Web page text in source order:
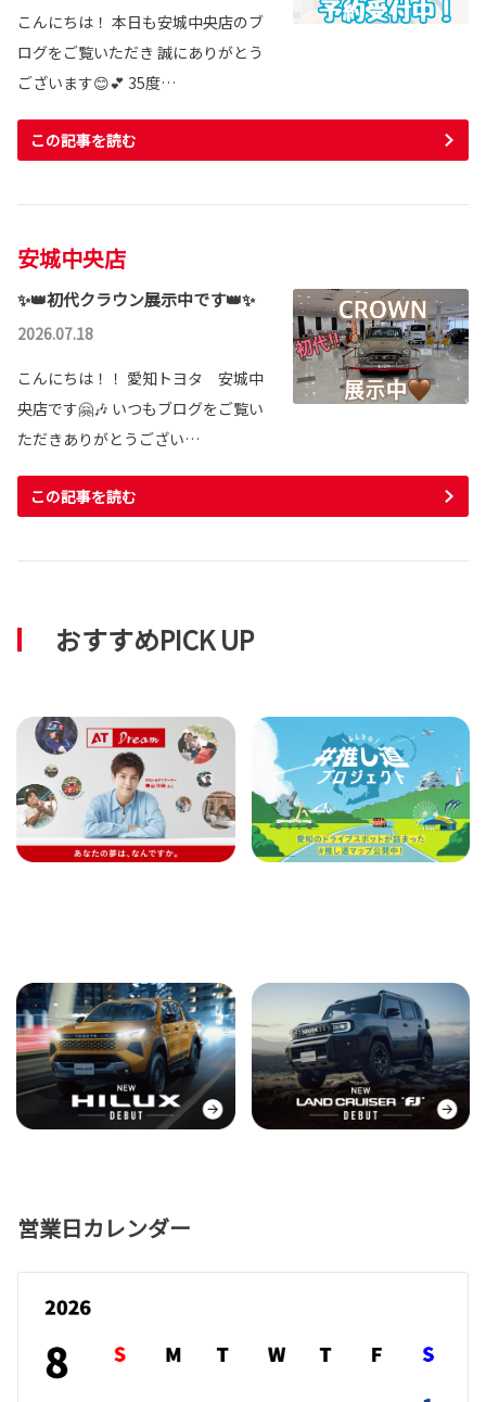
こんにちは！ 本日も安城中央店のブ
ログをご覧いただき 誠にありがとう
ございます😊💕 35度…
この記事を読む
安城中央店
✨👑初代クラウン展示中です👑✨
2026.07.18
こんにちは！！ 愛知トヨタ 安城中
央店です🤗🎶 いつもブログをご覧い
ただきありがとうござい…
この記事を読む
おすすめPICK UP
営業日カレンダー